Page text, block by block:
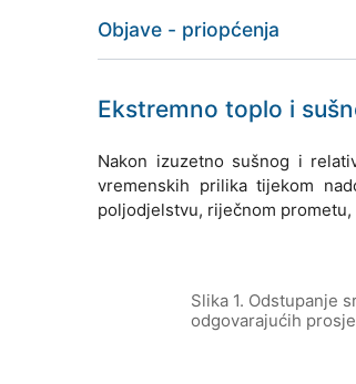
Objave - priopćenja
Ekstremno toplo i
Nakon izuzetno sušnog i
vremenskih prilika tijekom
poljodjelstvu, riječnom
Slika 1. Odstupanje
odgovarajućih